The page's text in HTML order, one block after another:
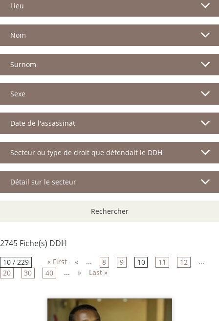
Lieu
Nom
Surnom
Sexe
Date de l'assassinat
Secteur ou type de droit que défendait le DDH
Détail sur le secteur
Rechercher
2745 Fiche(s) DDH
10 / 229 « First « ... 8 9 10 11 12
...
20
30 40 ... » Last »